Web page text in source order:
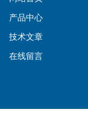
产品中心
技术文章
在线留言